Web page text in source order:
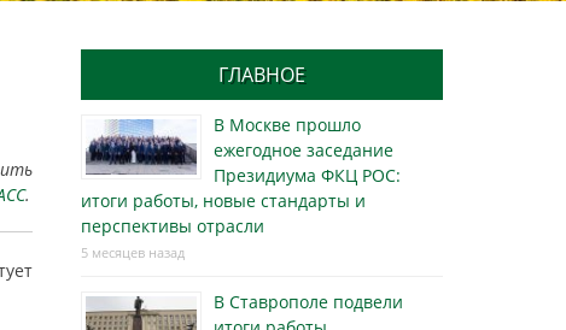
.
ГЛАВНОЕ
В Москве прошло
ежегодное заседание
Президиума ФКЦ РОС:
итоги работы, новые стандарты и
перспективы отрасли
5 месяцев назад
В Ставрополе подвели